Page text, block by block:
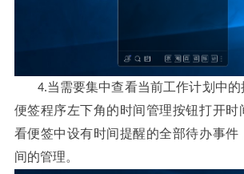
4.当需要集中查看当前工作计划中
便签程序左下角的时间管理按钮打开时
看便签中设有时间提醒的全部待办事件
间的管理。